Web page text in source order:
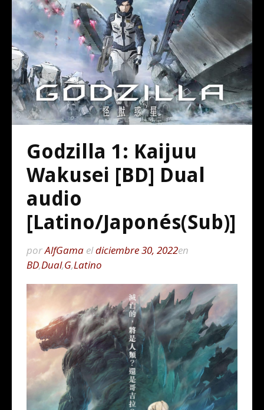
Godzilla 1: Kaijuu
Wakusei [BD] Dual
audio
[Latino/Japonés(Sub)]
porAlfGama eldiciembre 30, 2022en
BD,Dual,G,Latino